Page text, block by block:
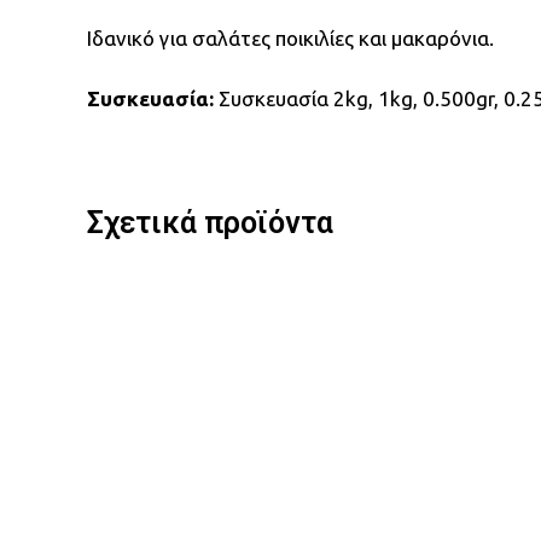
Ιδανικό για σαλάτες ποικιλίες και μακαρόνια.
Συσκευασία: Συσκευασία 2kg, 1kg, 0.500gr,
Σχετικά προϊόντα